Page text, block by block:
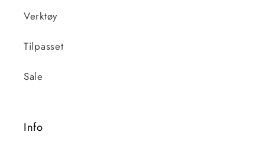
Verktøy
Tilpasset
Sale
Info